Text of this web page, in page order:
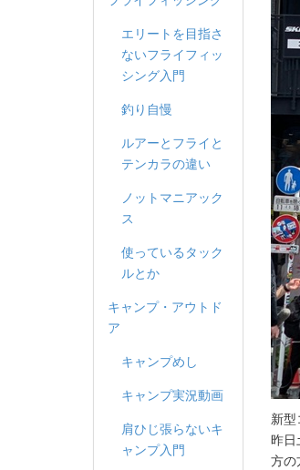
エリートを目指さ
ないフライフィッ
シング入門
釣り自慢
ルアーとフライと
テンカラの違い
ノットマニアック
ス
使っているタック
ルとか
キャンプ・アウトド
ア
キャンプめし
キャンプ実況動画
肩ひじ張らないキ
ャンプ入門
新型
昨日
方の